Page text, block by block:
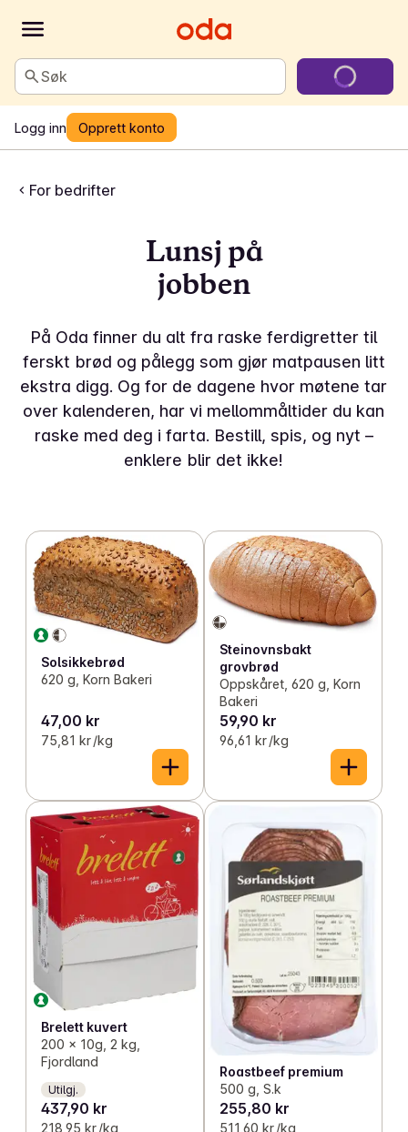
Søk
Logg inn Opprett konto
For bedrifter
Lunsj på
jobben
På Oda finner du alt fra raske ferdigretter til
ferskt brød og pålegg som gjør matpausen litt
ekstra digg. Og for de dagene hvor møtene tar
over kalenderen, har vi mellommåltider du kan
raske med deg i farta. Bestill, spis, og nyt –
enklere blir det ikke!
Solsikkebrød
620 g, Korn Bakeri
47,00 kr
75,81 kr /kg
Steinovnsbakt
grovbrød
Oppskåret, 620 g, Korn
Bakeri
59,90 kr
96,61 kr /kg
Brelett kuvert
200 x 10g, 2 kg,
Fjordland
Utilgj.
437,90 kr
218,95 kr /kg
Roastbeef premium
500 g, S.k
255,80 kr
511,60 kr /kg